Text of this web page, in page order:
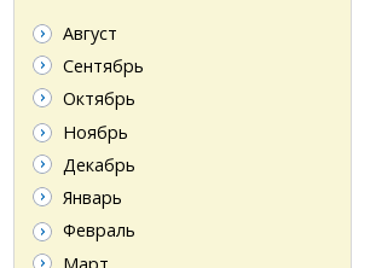
Август
Сентябрь
Октябрь
Ноябрь
Декабрь
Январь
Февраль